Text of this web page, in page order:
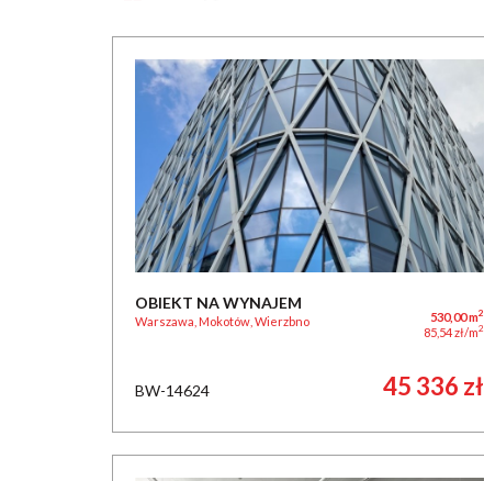
OBIEKT NA WYNAJEM
Warszawa, Mokotów, Wierzbno 530,00 m2
85,54 zł/m2
BW-14624 45 336 zł